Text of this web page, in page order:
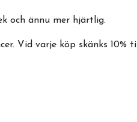
och ännu mer hjärtlig.
Vid varje köp skänks 10% till